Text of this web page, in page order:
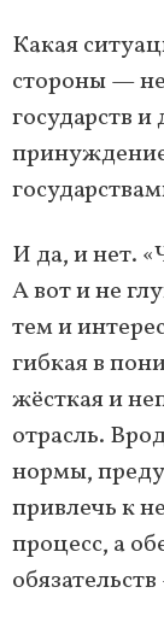
Какая
стороны —
государств и
И да, и нет.
А вот и не
тем и
гибкая в
жёсткая и
отрасль.
нормы,
привлечь к
процесс, а